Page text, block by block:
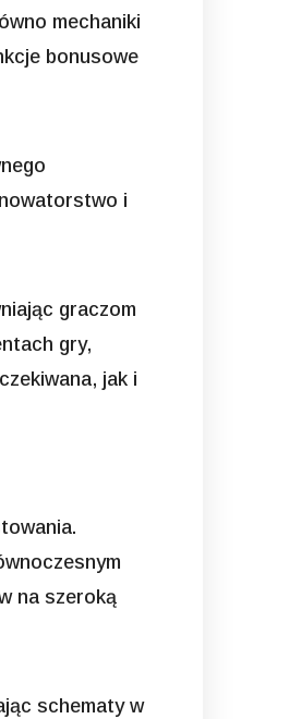
mechaniki
bonusowe
i
graczom
gry,
jak i
na szeroką
schematy w